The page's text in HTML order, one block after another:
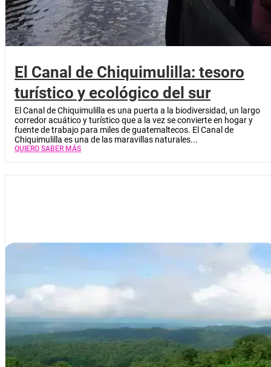
El Canal de Chiquimulilla: tesoro
turístico y ecológico del sur
El Canal de Chiquimulilla es una puerta a la biodiversidad, un largo
corredor acuático y turístico que a la vez se convierte en hogar y
fuente de trabajo para miles de guatemaltecos. El Canal de
Chiquimulilla es una de las maravillas naturales...
QUIERO SABER MÁS